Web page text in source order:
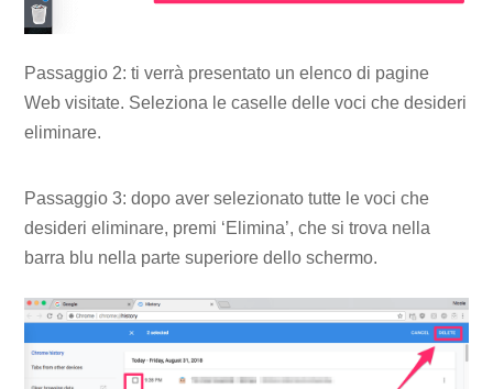
Passaggio 2: ti verrà presentato un elenco di pagine
Web visitate. Seleziona le caselle delle voci che desideri
eliminare.
Passaggio 3: dopo aver selezionato tutte le voci che
desideri eliminare, premi ‘Elimina’, che si trova nella
barra blu nella parte superiore dello schermo.